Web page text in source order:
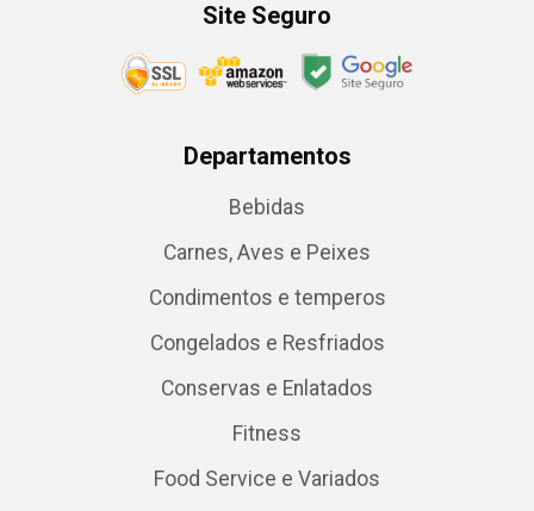
Site Seguro
Departamentos
Bebidas
Carnes, Aves e Peixes
Condimentos e temperos
Congelados e Resfriados
Conservas e Enlatados
Fitness
Food Service e Variados